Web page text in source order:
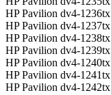
HP Pavilion dv4-1236tx
HP Pavilion dv4-1237tx
HP Pavilion dv4-1238tx
HP Pavilion dv4-1239tx
HP Pavilion dv4-1240tx
HP Pavilion dv4-1241tx
HP Pavilion dv4-1242tx